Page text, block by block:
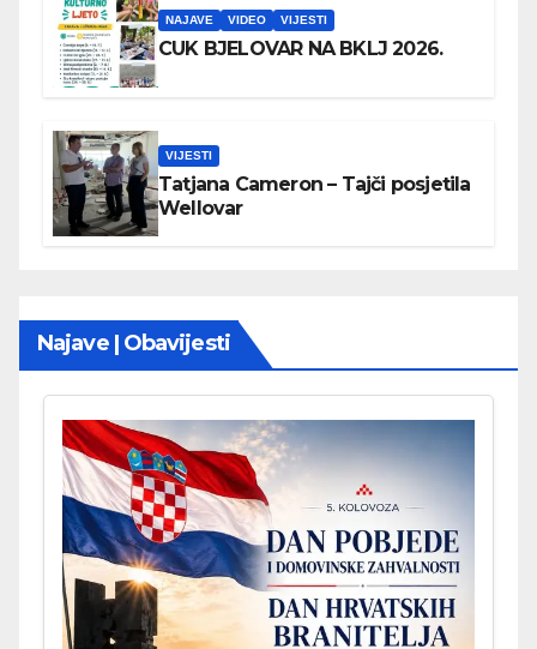
NAJAVE VIDEO VIJESTI
CUK BJELOVAR NA BKLJ 2026.
VIJESTI
Tatjana Cameron – Tajči posjetila
Wellovar
Najave | Obavijesti